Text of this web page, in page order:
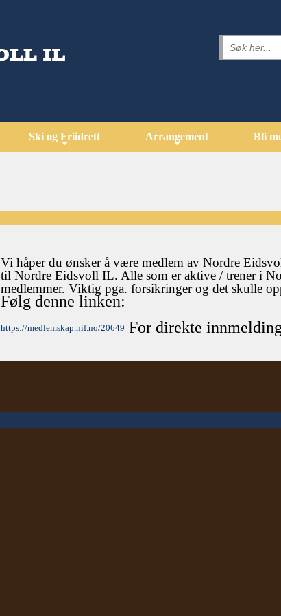
Ski og Friidrett Arrangement Bli
Vi håper du ønsker å være medlem av Nordre
til Nordre Eidsvoll IL. Alle som er aktive / trener i
medlemmer. Viktig pga. forsikringer og det skulle
Følg denne linken:
https://medlemskap.nif.no/20649 For direkte